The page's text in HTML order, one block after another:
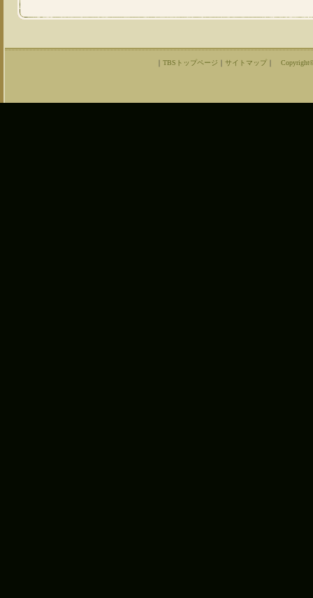
TBSトップページ サイトマップ｜ Copyright